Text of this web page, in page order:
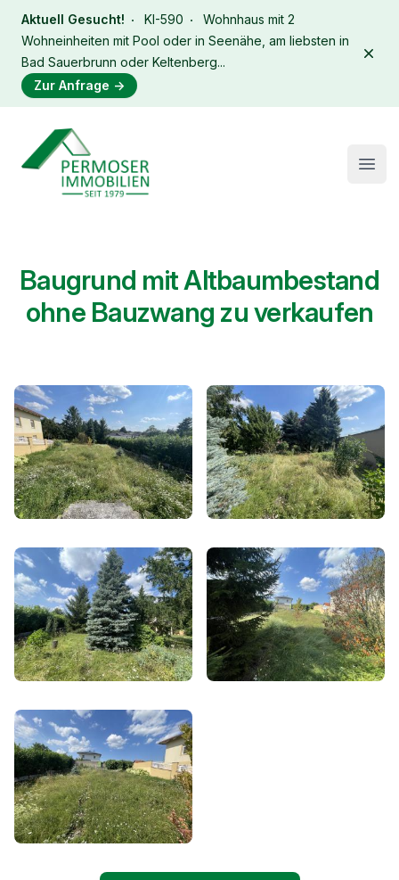
Aktuell Gesucht! KI-590
Wohnhaus mit 2
Wohneinheiten mit Pool oder in Seenähe, am liebsten in
Bad Sauerbrunn oder Keltenberg...
Zur Anfrage →
Immobilien Permoser Logo
Baugrund mit Altbaumbestand
ohne Bauzwang zu verkaufen